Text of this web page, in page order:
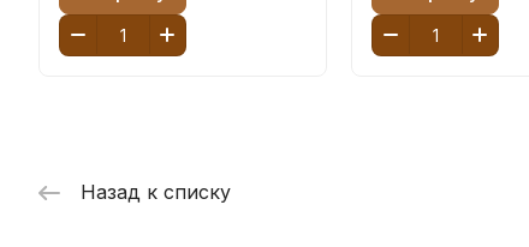
Назад к списку